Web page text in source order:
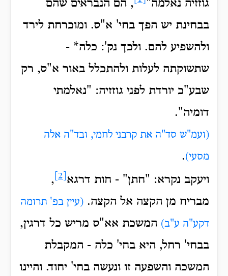
גוזזיה נאלמה"
, הם הנבראים שהם
בבחינת יש הפך בחי' א"ס. ומוכרחת לירד
ולהשפיע להם. ולכך נק': כלה* -
שתשוקתה לעלות ולהתכלל באור א"ס, רק
שבע"כ יורדת לפני גוזזיה: "נאלמתי
דומיה".
(ועמ"ש סד"ה את קרבני לחמי, ובד"ה אלה
מסעי).
ויעקב נקרא: "חתן" - חות דרגא
,
מבריח מן הקצה אל הקצה. (עיין בפ' תרומה
דקע"ה ע"ב) המשכת אא"ס מריש כל דרגין,
בבחי' רחל, היא בחי' כלה - המקבלת
המשכה והשפעה זו ונעשה בחי' יחוד. והיינו